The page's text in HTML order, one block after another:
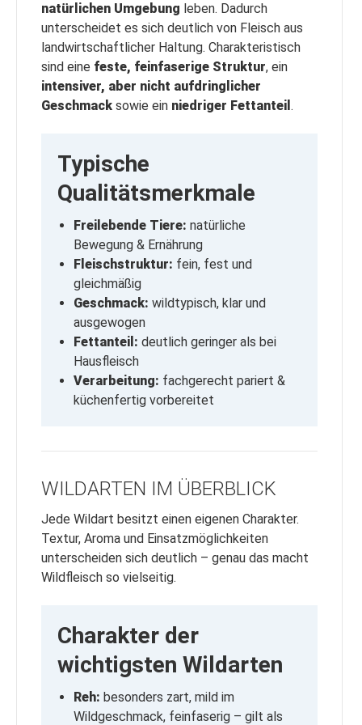
natürlichen Umgebung leben. Dadurch
unterscheidet es sich deutlich von Fleisch aus
landwirtschaftlicher Haltung. Charakteristisch
sind eine feste, feinfaserige Struktur, ein
intensiver, aber nicht aufdringlicher
Geschmack sowie ein niedriger Fettanteil .
Typische
Qualitätsmerkmale
Freilebende Tiere: natürliche
Bewegung & Ernährung
Fleischstruktur: fein, fest und
gleichmäßig
Geschmack: wildtypisch, klar und
ausgewogen
Fettanteil: deutlich geringer als bei
Hausfleisch
Verarbeitung: fachgerecht pariert &
küchenfertig vorbereitet
WILDARTEN IM ÜBERBLICK
Jede Wildart besitzt einen eigenen Charakter.
Textur, Aroma und Einsatzmöglichkeiten
unterscheiden sich deutlich – genau das macht
Wildfleisch so vielseitig.
Charakter der
wichtigsten Wildarten
Reh: besonders zart, mild im
Wildgeschmack, feinfaserig – gilt als